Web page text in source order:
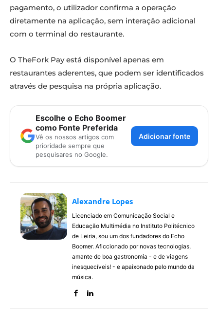
pagamento, o utilizador confirma a operação
diretamente na aplicação, sem interação adicional
com o terminal do restaurante.
O TheFork Pay está disponível apenas em
restaurantes aderentes, que podem ser identificados
através de pesquisa na própria aplicação.
Escolhe o Echo Boomer
como Fonte Preferida
Vê os nossos artigos com
prioridade sempre que
pesquisares no Google.
Adicionar fonte
Alexandre Lopes
Licenciado em Comunicação Social e
Educação Multimédia no Instituto Politécnico
de Leiria, sou um dos fundadores do Echo
Boomer. Aficcionado por novas tecnologias,
amante de boa gastronomia - e de viagens
inesquecíveis! - e apaixonado pelo mundo da
música.